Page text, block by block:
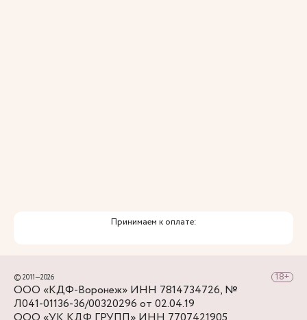
Принимаем к оплате:
© 2011—2026
ООО «КДФ-Воронеж» ИНН 7814734726, №
Л041-01136-36/00320296 от 02.04.19